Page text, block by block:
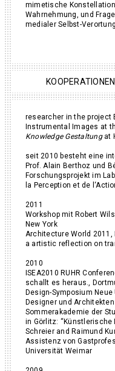
mimetische
Wahrnehmung, und
medialer Selbst-
researcher in the project
Instrumental Images at
Knowledge Gestaltungat
seit 2010 besteht eine
Prof. Alain Berthoz und
Forschungsprojekt im
la Perception et de
2011
Workshop mit Robert
New York
Architecture World
a artistic reflection on
2010
ISEA2010 RUHR
schallt es heraus.,
Design-Symposium
Designer und Architekten
Sommerakademie der
in Görlitz: “Künstlerische
Schreier and Raimund
Assistenz von
Universität Weimar